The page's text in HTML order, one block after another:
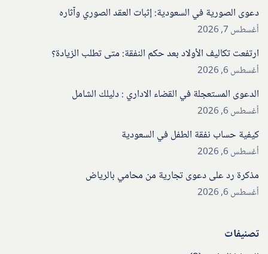
دعوى الصورية في السعودية: إثبات العقد الصوري وآثاره
أغسطس 7, 2026
ارتفعت تكاليف الأولاد بعد حكم النفقة: متى تطلب الزيادة؟
أغسطس 6, 2026
الدعوى المستعجلة في القضاء الاداري : دليلك الشامل
أغسطس 6, 2026
كيفية حساب نفقة الطفل في السعودية
أغسطس 6, 2026
مذكرة رد على دعوى تجارية من محامي بالرياض
أغسطس 6, 2026
تصنيفات